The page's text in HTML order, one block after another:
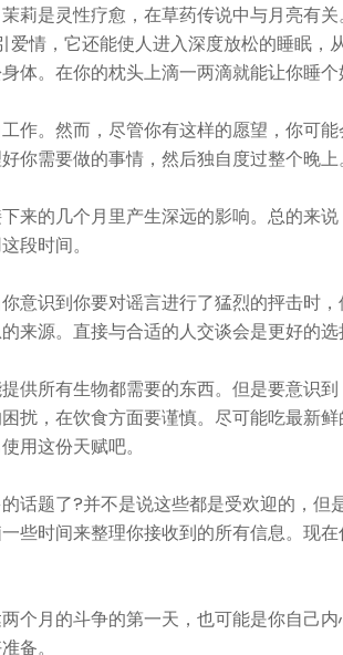
莉是灵性疗愈，在草药传说中与月亮有
情，它还能使人进入深度放松的睡眠，
体。在你的枕头上滴一两滴就能让你睡个
作。然而，尽管你有这样的愿望，你可
你需要做的事情，然后独自度过整个晚上
来的几个月里产生深远的影响。总的来说
段时间。
意识到你要对谣言进行了猛烈的抨击时
来源。直接与合适的人交谈会是更好的选
供所有生物都需要的东西。但是要意识
扰，在饮食方面要谨慎。尽可能吃最新
用这份天赋吧。
话题了?并不是说这些都是受欢迎的，但
些时间来整理你接收到的所有信息。现在
个月的斗争的第一天，也可能是你自己
备。